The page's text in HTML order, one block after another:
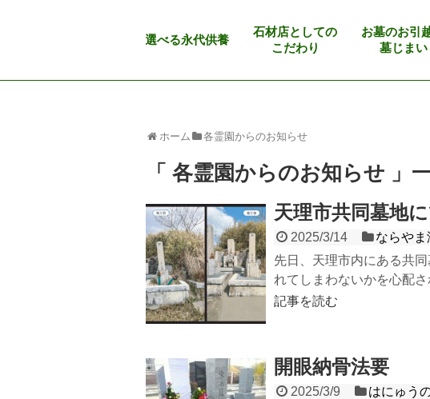
選べる永代供養
石材店としての
こだわり
お墓のお引
墓じまい
ホーム 各霊園からのお知らせ
「 各霊園からのお知らせ 」
天理市共同墓地
2025/3/14 ならやま
先日、天理市内にある共
れてしまわないかを心配さ
記事を読む
開眼納骨法要
2025/3/9 はにゅう